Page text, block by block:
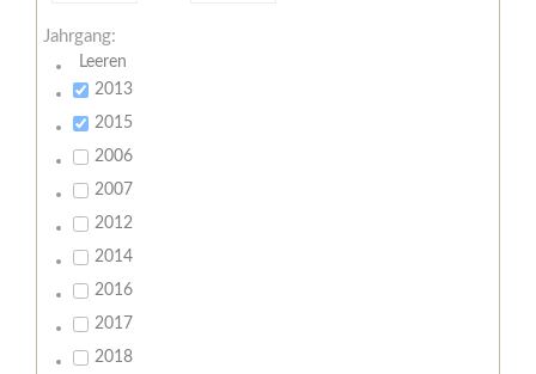
Jahrgang:
Leeren
2013
2015
2006
2007
2012
2014
2016
2017
2018